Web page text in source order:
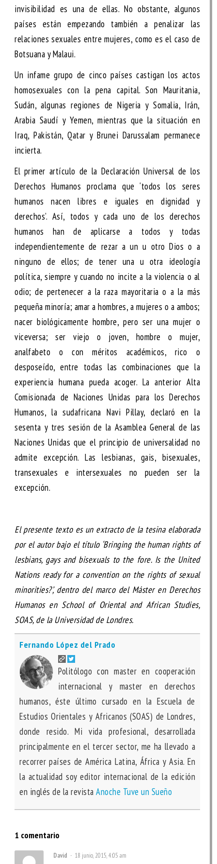
invisibilidad es una de ellas. No obstante, algunos
países están empezando también a penalizar las
relaciones sexuales entre mujeres, como es el caso de
Botsuana y Malaui.
Un infame grupo de cinco países castigan los actos
homosexuales con la pena capital. Son Mauritania,
Sudán, algunas regiones de Nigeria y Somalia, Irán,
Arabia Saudí y Yemen, mientras que la situación en
Iraq, Pakistán, Qatar y Brunei Darussalam permanece
incierta.
El primer artículo de la Declaración Universal de los
Derechos Humanos proclama que ‘todos los seres
humanos nacen libres e iguales en dignidad y
derechos’. Así, todos y cada uno de los derechos
humanos han de aplicarse a todos y todas
independientemente de rezar a un u otro Dios o a
ninguno de ellos; de tener una u otra ideología
política, siempre y cuando no incite a la violencia o al
odio; de pertenecer a la raza mayoritaria o a la más
pequeña minoría; amar a hombres, a mujeres o a ambos;
nacer biológicamente hombre, pero ser una mujer o
viceversa; ser viejo o joven, hombre o mujer,
analfabeto o con méritos académicos, rico o
desposeído, entre todas las combinaciones que la
experiencia humana pueda acoger. La anterior Alta
Comisionada de Naciones Unidas para los Derechos
Humanos, la sudafricana Navi Pillay, declaró en la
sesenta y tres sesión de la Asamblea General de las
Naciones Unidas que el principio de universalidad no
admite excepción. Las lesbianas, gais, bisexuales,
transexuales e intersexuales no pueden ser la
excepción.
El presente texto es un extracto de la tesina elaborada
por el autor bajo el título ‘Bringing the human rights of
lesbians, gays and bisexuals to the fore. Is the United
Nations ready for a convention on the rights of sexual
minorities?’, dentro del marco del Máster en Derechos
Humanos en School of Oriental and African Studies,
SOAS, de la Universidad de Londres.
Fernando López del Prado
Politólogo con master en cooperación
internacional y master en derechos
humanos, éste último cursado en la Escuela de
Estudios Orientales y Africanos (SOAS) de Londres,
donde resido. Mi vida profesional, desarrollada
principalmente en el tercer sector, me ha llevado a
recorrer países de América Latina, África y Asia. En
la actualidad soy editor internacional de la edición
en inglés de la revista Anoche Tuve un Sueño
1 comentario
David
18 junio, 2015, 4:05 am